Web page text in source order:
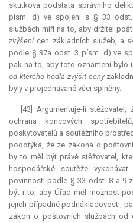
skutková podstata správního
písm. d) ve spojení s § 33
službách míří na to, aby držitel
zvýšenícen základních služeb, a
podle § 37a odst. 3 písm. d) ve
pak na to, aby toto oznámení bylo
od kterého hodlá zvýšit ceny
byly v projednávané věci splněny.
[43] Argumentuje-li
ochrana koncových
poskytovatelů a soutěžního
podotýká, že ze zákona o
by to měl být právě stěžovatel,
hospodářské soutěže
povinnosti podle § 33 odst. 8 a 9
být i to, aby Úřad měl možnost
jejich případné podnákladovosti,
zákon o poštovních službách od